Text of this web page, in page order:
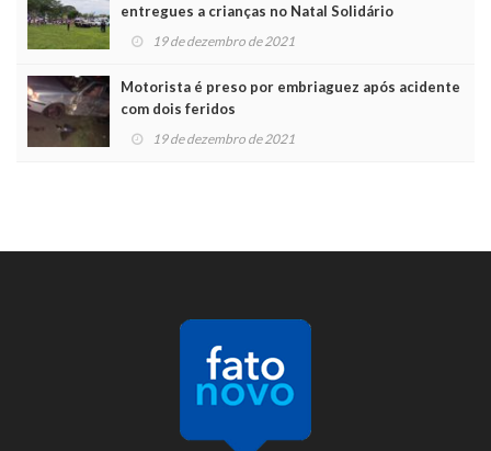
entregues a crianças no Natal Solidário
19 de dezembro de 2021
Motorista é preso por embriaguez após acidente
com dois feridos
19 de dezembro de 2021